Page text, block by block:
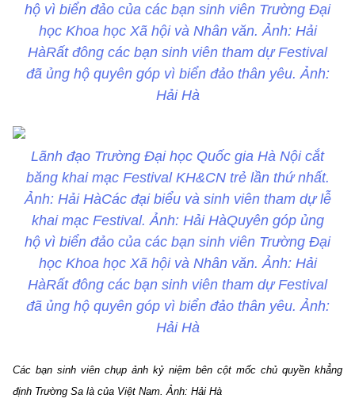
hộ vì biển đảo của các bạn sinh viên Trường Đại
học Khoa học Xã hội và Nhân văn. Ảnh: Hải
HàRất đông các bạn sinh viên tham dự Festival
đã ủng hộ quyên góp vì biển đảo thân yêu. Ảnh:
Hải Hà
Lãnh đạo Trường Đại học Quốc gia Hà Nội cắt
băng khai mạc Festival KH&CN trẻ lần thứ nhất.
Ảnh: Hải HàCác đại biểu và sinh viên tham dự lễ
khai mạc Festival. Ảnh: Hải HàQuyên góp ủng
hộ vì biển đảo của các bạn sinh viên Trường Đại
học Khoa học Xã hội và Nhân văn. Ảnh: Hải
HàRất đông các bạn sinh viên tham dự Festival
đã ủng hộ quyên góp vì biển đảo thân yêu. Ảnh:
Hải Hà
Các bạn sinh viên chụp ảnh kỷ niệm bên cột mốc chủ quyền khẳng
định Trường Sa là của Việt Nam. Ảnh: Hải Hà